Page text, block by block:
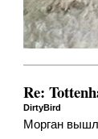
Re:
DirtyBird
Морган